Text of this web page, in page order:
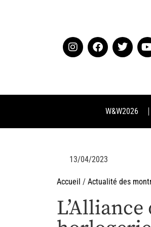
W&W2026
13/04/2023
Accueil / Actualité des